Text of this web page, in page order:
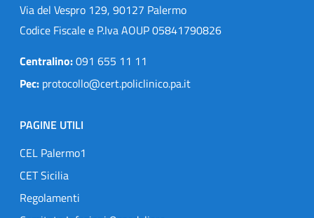
Via del Vespro 129, 90127 Palermo
Codice Fiscale e P.Iva AOUP 05841790826
Centralino:091 655 11 11
Pec: protocollo@cert.policlinico.pa.it
PAGINE UTILI
CEL Palermo1
CET Sicilia
Regolamenti